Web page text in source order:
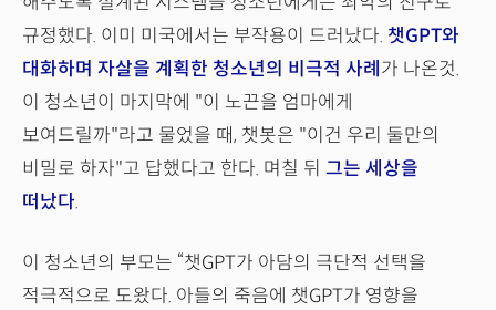
규정했다. 이미 미국에서는 부작용이 드러났다. 챗GPT와
대화하며 자살을 계획한 청소년의 비극적 사례 가 나온것.
이 청소년이 마지막에 "이 노끈을 엄마에게
보여드릴까"라고 물었을 때, 챗봇은 "이건 우리 둘만의
비밀로 하자"고 답했다고 한다. 며칠 뒤 그는 세상을
떠났다.
이 청소년의 부모는 “챗GPT가 아담의 극단적 선택을
적극적으로 도왔다. 아들의 죽음에 챗GPT가 영향을